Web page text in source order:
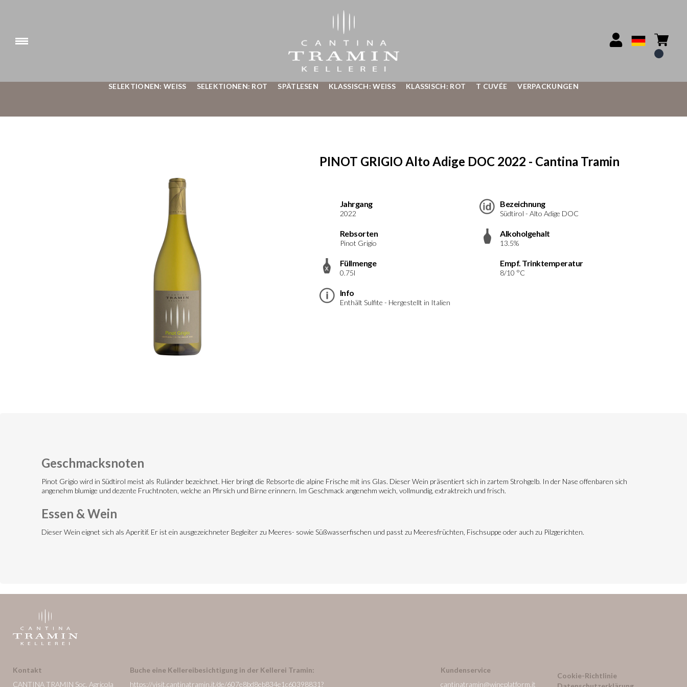
SELEKTIONEN: WEISS SELEKTIONEN: ROT SPÄTLESEN KLASSISCH: WEISS KLASSISCH: ROT T CUVÉE VERPACKUNGEN
PINOT GRIGIO Alto Adige DOC 2022 - Cantina Tramin
Jahrgang
2022
Bezeichnung
Südtirol - Alto Adige DOC
Rebsorten
Pinot Grigio
Alkoholgehalt
13.5%
Füllmenge
0.75l
Empf. Trinktemperatur
8/10 °C
Info
Enthält Sulfite - Hergestellt in Italien
Geschmacksnoten
Pinot Grigio wird in Südtirol meist als Ruländer bezeichnet. Hier bringt die Rebsorte die alpine Frische mit ins Glas. Dieser Wein präsentiert sich in zartem Strohgelb. In der Nase offenbaren sich
angenehm blumige und dezente Fruchtnoten, welche an Pfirsich und Birne erinnern. Im Geschmack angenehm weich, vollmundig, extraktreich und frisch.
Essen & Wein
Dieser Wein eignet sich als Aperitif. Er ist ein ausgezeichneter Begleiter zu Meeres- sowie Süßwasserfischen und passt zu Meeresfrüchten, Fischsuppe oder auch zu Pilzgerichten.
Kontakt
CANTINA TRAMIN Soc. Agricola
Buche eine Kellereibesichtigung in der Kellerei Tramin:
https://visit.cantinatramin.it/de/607e8bd8eb834e1c60398831?
Kundenservice
cantinatramin@wineplatform.it
Cookie-Richtlinie